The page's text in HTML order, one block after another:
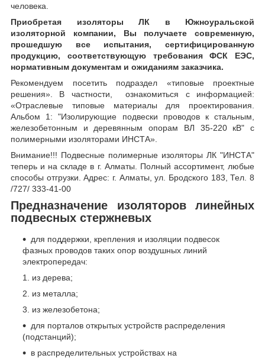
человека.
Приобретая изоляторы ЛК в Южноуральской
изоляторной компании, Вы получаете современную,
прошедшую все испытания, сертифицированную
продукцию, соответствующую требования ФСК ЕЭС,
нормативным документам и ожиданиям заказчика.
Рекомендуем посетить подраздел «типовые проектные
решения». В частности, ознакомиться с информацией:
«Отраслевые типовые материалы для проектирования.
Альбом 1: "Изолирующие подвески проводов к стальным,
железобетонным и деревянным опорам ВЛ 35-220 кВ" с
полимерными изоляторами ИНСТА».
Внимание!!! Подвесные полимерные изоляторы ЛК "ИНСТА"
теперь и на складе в г. Алматы. Полный ассортимент, любые
способы отгрузки. Адрес: г. Алматы, ул. Бродского 183, Тел. 8
/727/ 333-41-00
Предназначение изоляторов линейных
подвесных стержневых
для поддержки, крепления и изоляции подвесок
фазных проводов таких опор воздушных линий
электропередач:
из дерева;
из металла;
из железобетона;
для порталов открытых устройств распределения
(подстанций);
в распределительных устройствах на